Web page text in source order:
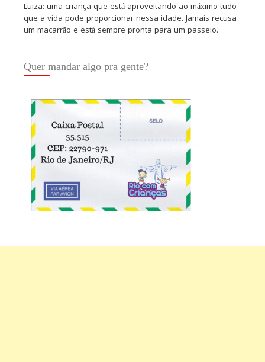
Luiza: uma criança que está aproveitando ao máximo tudo
que a vida pode proporcionar nessa idade. Jamais recusa
um macarrão e está sempre pronta para um passeio.
Quer mandar algo pra gente?